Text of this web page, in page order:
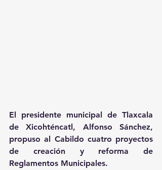
El presidente municipal de Tlaxcala
de Xicohténcatl, Alfonso Sánchez,
propuso al Cabildo cuatro proyectos
de creación y reforma de
Reglamentos Municipales.